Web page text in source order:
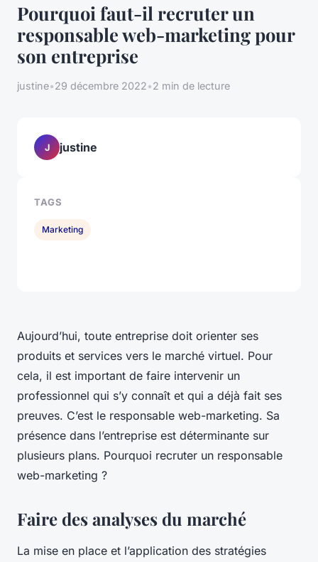
Pourquoi faut-il recruter un
responsable web-marketing pour
son entreprise
justine•29 décembre 2022•2 min de lecture
Aujourd’hui, toute entreprise doit orienter ses
produits et services vers le marché virtuel. Pour
cela, il est important de faire intervenir un
professionnel qui s’y connaît et qui a déjà fait ses
preuves. C’est le responsable web-marketing. Sa
présence dans l’entreprise est déterminante sur
plusieurs plans. Pourquoi recruter un responsable
web-marketing ?
Faire des analyses du marché
La mise en place et l’application des stratégies
J justine
TAGS
Marketing